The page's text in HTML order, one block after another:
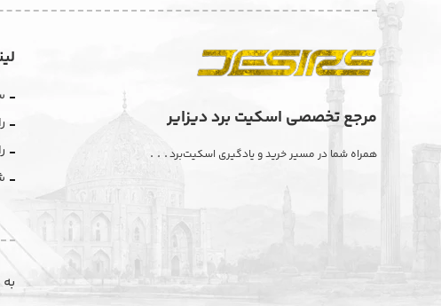
مرجع تخصصی اسکیت برد دیزایر
همراه شما در مسیر خرید و یادگیری اسکیت‌برد. . .